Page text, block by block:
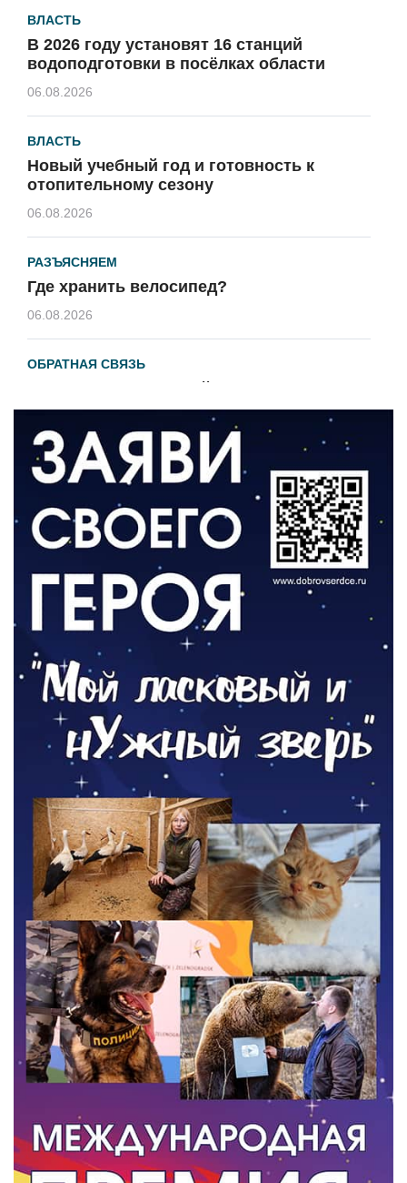
ВЛАСТЬ
В 2026 году установят 16 станций
водоподготовки в посёлках области
06.08.2026
ВЛАСТЬ
Новый учебный год и готовность к
отопительному сезону
06.08.2026
РАЗЪЯСНЯЕМ
Где хранить велосипед?
06.08.2026
ОБРАТНАЯ СВЯЗЬ
Администрация онлайн
ВЛАСТЬ
День памяти и «Симфония народов»
06.08.2026
Новый настил на экотропе
05.08.2026